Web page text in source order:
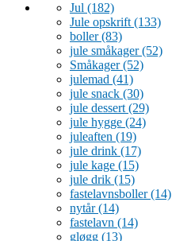
Jul (182)
Jule opskrift (133)
boller(83)
jule småkager(52)
Småkager(52)
julemad (41)
jule snack (30)
jule dessert (29)
jule hygge (24)
juleaften (19)
jule drink (17)
jule kage (15)
jule drik (15)
fastelavnsboller(14)
nytår(14)
fastelavn (14)
gløgg (13)